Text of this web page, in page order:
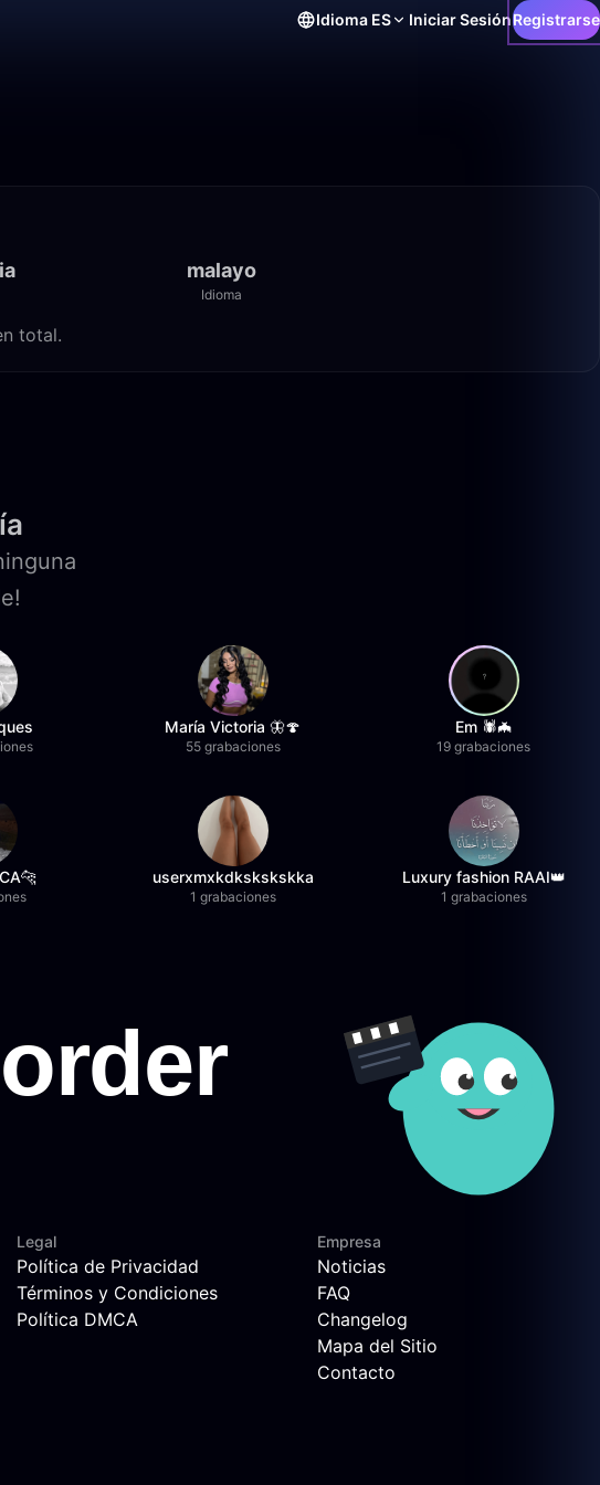
Idioma ES Iniciar SesiónRegistrarse
malayo
Idioma
total.
María Victoria 🦋🍄
55 grabaciones
Em 🕷️🦇
19 grabaciones
userxmxkdkskskskka
1 grabaciones
Luxury fashion RAAI👑
1 grabaciones
Legal
Política de Privacidad
Términos y Condiciones
Política DMCA
Empresa
Noticias
FAQ
Changelog
Mapa del Sitio
Contacto